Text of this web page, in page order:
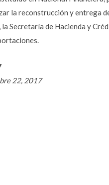
la reconstrucción y entrega
la Secretaría de Hacienda y
22, 2017